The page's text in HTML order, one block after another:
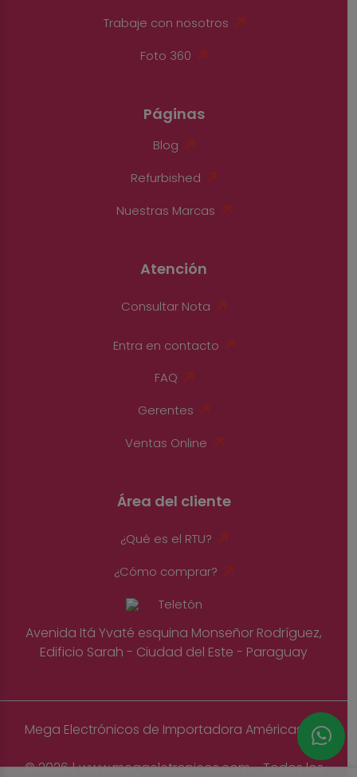
Trabaje con nosotros
Foto 360
Páginas
Blog
Refurbished
Nuestras Marcas
Atención
Consultar Nota
Entra en contacto
FAQ
Gerentes
Ventas Online
Área del cliente
¿Qué es el RTU?
¿Cómo comprar?
Avenida Itá Yvaté esquina Monseñor Rodríguez,
Edificio Sarah - Ciudad del Este - Paraguay
Mega Electrónicos de Importadora Américas S.A
© 2026 | www.megaeletronicos.com - Todos los